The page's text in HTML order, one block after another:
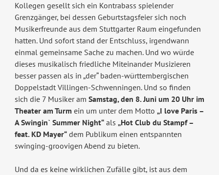
Kollegen gesellt sich ein Kontrabass spielender
Grenzgänger, bei dessen Geburtstagsfeier sich noch
Musikerfreunde aus dem Stuttgarter Raum eingefunden
hatten. Und sofort stand der Entschluss, irgendwann
einmal gemeinsame Sache zu machen. Und wo würde
dieses musikalisch friedliche Miteinander Musizieren
besser passen als in „der“ baden-württembergischen
Doppelstadt Villingen-Schwenningen. Und so finden
sich die 7 Musiker am Samstag, den 8. Juni um 20 Uhr im
Theater am Turm ein um unter dem Motto „I love Paris –
A Swingin` Summer Night“als „Hot Club du Stampf –
feat. KD Mayer“dem Publikum einen entspannten
swinging-groovigen Abend zu bieten.
Und da es keine wirklichen Zufälle gibt, ist aus dem